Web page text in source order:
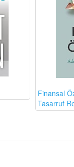
Finansal
Tasarruf